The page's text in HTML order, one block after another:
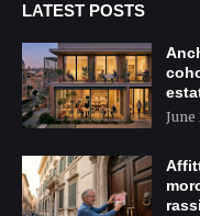
LATEST POSTS
June